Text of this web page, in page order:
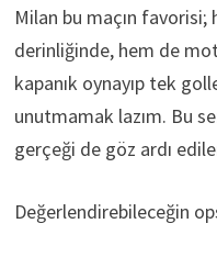
Milan bu maçın
derinliğinde, hem de
kapanık oynayıp tek
unutmamak lazım. Bu
gerçeği de göz ardı
Değerlendirebileceğin